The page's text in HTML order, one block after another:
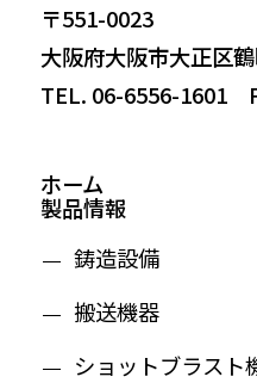
〒551-0023
大阪府大阪市大正区
TEL. 06-6556-1601
ホーム
製品情報
鋳造設備
搬送機器
ショットブラスト